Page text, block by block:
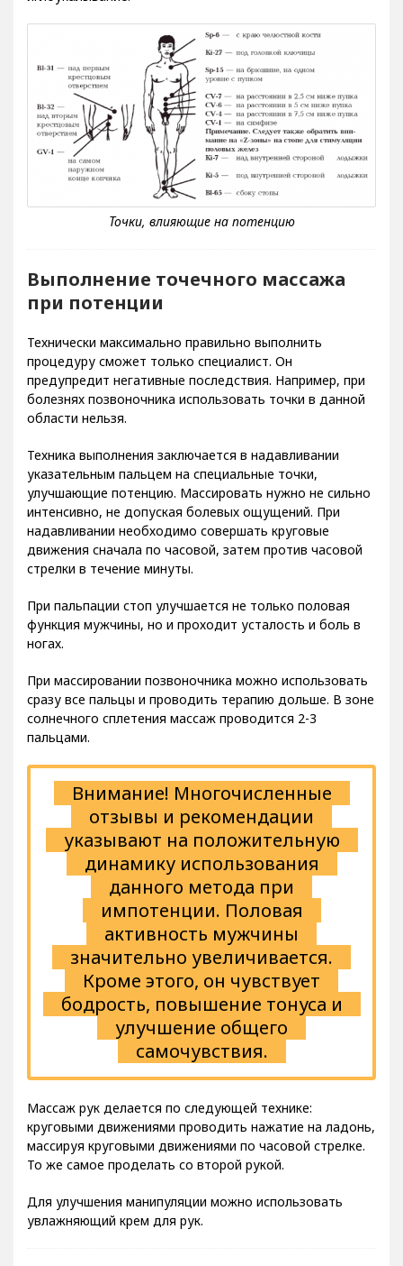
при потенции
процедуру сможет только специалист. Он
предупредит негативные последствия. Например, при
болезнях позвоночника использовать точки в данной
области нельзя.
указательным пальцем на специальные точки,
улучшающие потенцию. Массировать нужно не сильно
интенсивно, не допуская болевых ощущений. При
надавливании необходимо совершать круговые
движения сначала по часовой, затем против часовой
стрелки в течение минуты.
функция мужчины, но и проходит усталость и боль в
ногах.
сразу все пальцы и проводить терапию дольше. В зоне
солнечного сплетения массаж проводится 2-3
пальцами.
Внимание! Многочисленные
отзывы и рекомендации
указывают на положительную
динамику использования
данного метода при
импотенции. Половая
активность мужчины
значительно увеличивается.
Кроме этого, он чувствует
бодрость, повышение тонуса и
улучшение общего
самочувствия.
круговыми движениями проводить нажатие на ладонь,
массируя круговыми движениями по часовой стрелке.
То же самое проделать со второй рукой.
увлажняющий крем для рук.